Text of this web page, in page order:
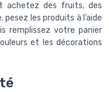
achetez des fruits, des
les produits à l’aide
remplissez votre panier
et les décorations